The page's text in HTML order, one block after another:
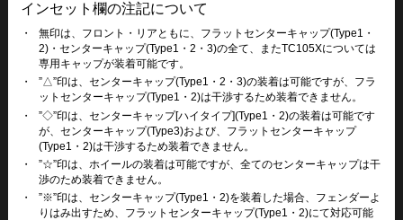
インセット欄の注記について
・
無印は、フロント・リアともに、フラットセンターキャップ(Type1・
2)・センターキャップ(Type1・2・3)の全て、またTC105Xについては
専用キャップが装着可能です。
・
”△”印は、センターキャップ(Type1・2・3)の装着は可能ですが、フラ
ットセンターキャップ(Type1・2)は干渉するため装着できません。
・
”◇”印は、センターキャップ[ハイタイプ](Type1・2)の装着は可能です
が、センターキャップ(Type3)および、フラットセンターキャップ
(Type1・2)は干渉するため装着できません。
・
”☆”印は、ホイールの装着は可能ですが、全てのセンターキャップは干
渉のため装着できません。
・
”※”印は、センターキャップ(Type1・2)を装着した場合、フェンダーよ
りはみ出すため、フラットセンターキャップ(Type1・2)にて対応可能